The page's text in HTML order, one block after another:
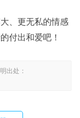
、更无私的情感
付出和爱吧！
出处：